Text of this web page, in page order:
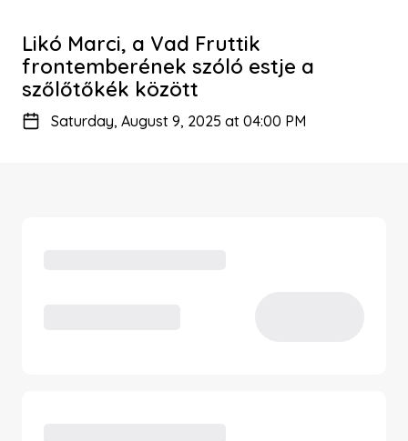
Likó Marci, a Vad Fruttik
frontemberének szóló estje a
szőlőtőkék között
Saturday, August 9, 2025 at 04:00 PM